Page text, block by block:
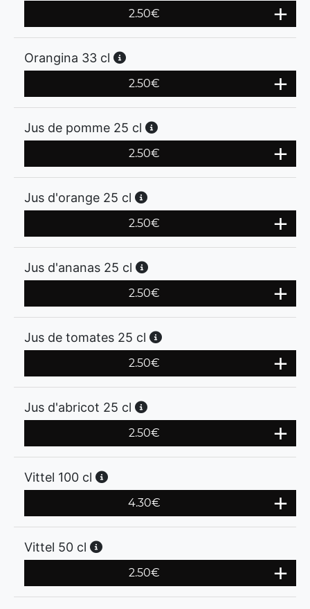
2.50€
Orangina 33 cl
2.50€
Jus de pomme 25 cl
2.50€
Jus d'orange 25 cl
2.50€
Jus d'ananas 25 cl
2.50€
Jus de tomates 25 cl
2.50€
Jus d'abricot 25 cl
2.50€
Vittel 100 cl
4.30€
Vittel 50 cl
2.50€